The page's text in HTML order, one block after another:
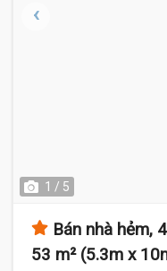
1 / 5
Bán nhà hẻm,
53 m² (5.3m x